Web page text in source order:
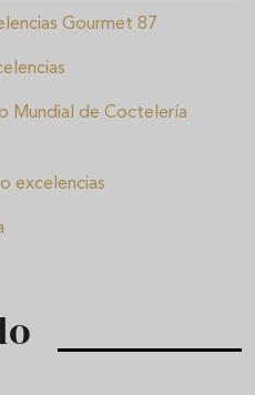
Gourmet 87
Mundial de Coctelería
excelencias